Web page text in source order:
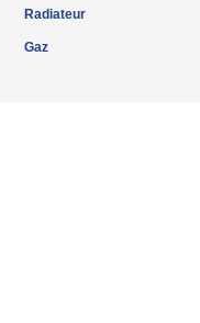
Radiateur
Gaz